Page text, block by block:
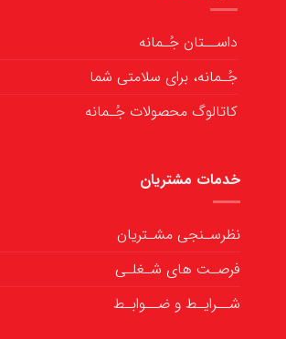
داســتان جُـمانه
جُـمانه، برای سلامتی شما
کاتالوگ محصولات جُـمانه
خدمات مشتریان
نظرسـنجی مشـتریان
فرصـت های شـغلـی
شــرایـط و ضــوابـط